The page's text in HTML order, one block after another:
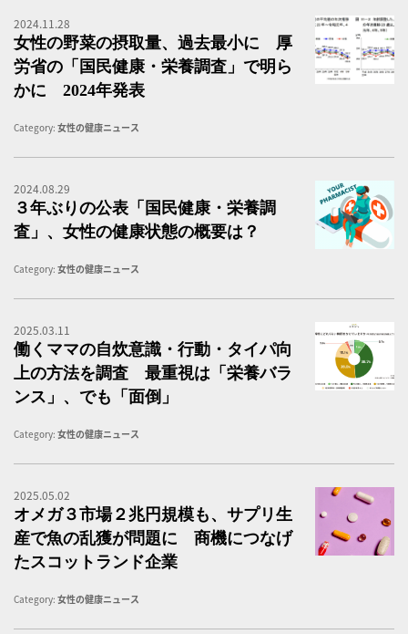
2024.11.28
女性の野菜の摂取量、過去最小に 厚
労省の「国民健康・栄養調査」で明ら
かに 2024年発表
Category: 女性の健康ニュース
2024.08.29
３年ぶりの公表「国民健康・栄養調
査」、女性の健康状態の概要は？
Category: 女性の健康ニュース
2025.03.11
働くママの自炊意識・行動・タイパ向
上の方法を調査 最重視は「栄養バラ
ンス」、でも「面倒」
Category: 女性の健康ニュース
2025.05.02
オメガ３市場２兆円規模も、サプリ生
産で魚の乱獲が問題に 商機につなげ
たスコットランド企業
Category: 女性の健康ニュース